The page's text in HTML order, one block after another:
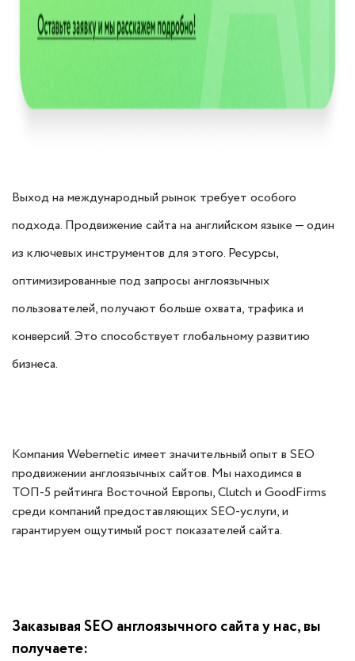
Выход на международный рынок требует особого
подхода. Продвижение сайта на английском языке — один
из ключевых инструментов для этого. Ресурсы,
оптимизированные под запросы англоязычных
пользователей, получают больше охвата, трафика и
конверсий. Это способствует глобальному развитию
бизнеса.
Компания Webernetic имеет значительный опыт в SEO
продвижении англоязычных сайтов. Мы находимся в
ТОП-5 рейтинга Восточной Европы, Clutch и GoodFirms
среди компаний предоставляющих SEO-услуги, и
гарантируем ощутимый рост показателей сайта.
Заказывая SEO англоязычного сайта у нас, вы
получаете: